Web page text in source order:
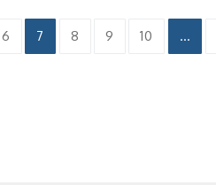
6 7 8 9 10 …